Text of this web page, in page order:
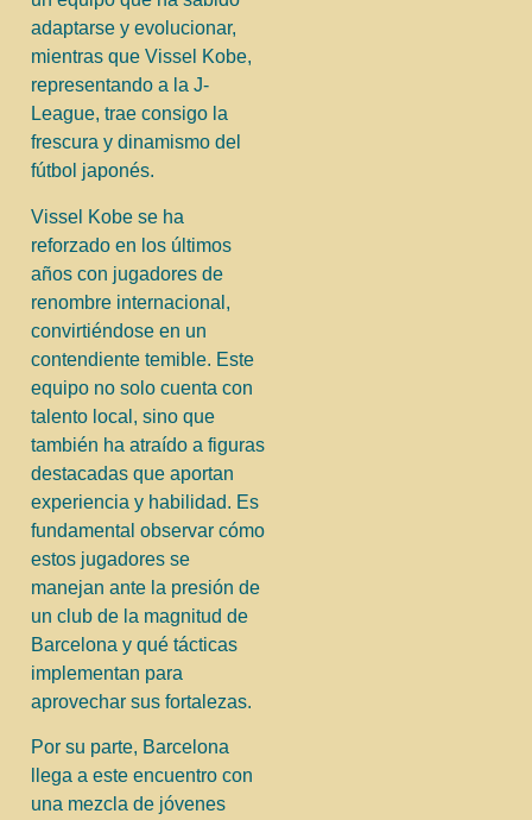
adaptarse y evolucionar,
mientras que Vissel Kobe,
representando a la J-
League, trae consigo la
frescura y dinamismo del
fútbol japonés.
Vissel Kobe se ha
reforzado en los últimos
años con jugadores de
renombre internacional,
convirtiéndose en un
contendiente temible. Este
equipo no solo cuenta con
talento local, sino que
también ha atraído a figuras
destacadas que aportan
experiencia y habilidad. Es
fundamental observar cómo
estos jugadores se
manejan ante la presión de
un club de la magnitud de
Barcelona y qué tácticas
implementan para
aprovechar sus fortalezas.
Por su parte, Barcelona
llega a este encuentro con
una mezcla de jóvenes